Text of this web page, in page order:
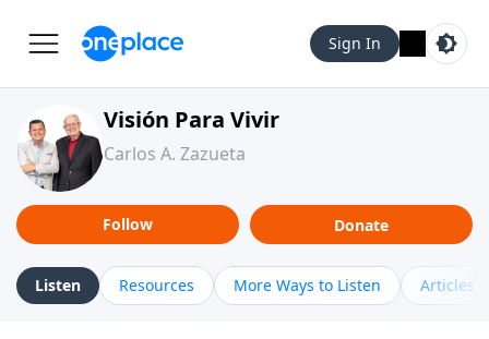
Sign In
Visión Para Vivir
Carlos A. Zazueta
Follow Donate
Listen Resources More Ways to Listen Articles